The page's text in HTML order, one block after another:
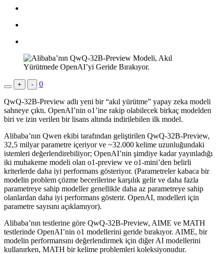
+ - 0
QwQ-32B-Preview adlı yeni bir “akıl yürütme” yapay zeka modeli
sahneye çıktı. OpenAI’nin o1’ine rakip olabilecek birkaç modelden
biri ve izin verilen bir lisans altında indirilebilen ilk model.
Alibaba’nın Qwen ekibi tarafından geliştirilen QwQ-32B-Preview,
32,5 milyar parametre içeriyor ve ~32.000 kelime uzunluğundaki
istemleri değerlendirebiliyor; OpenAI’nin şimdiye kadar yayınladığı
iki muhakeme modeli olan o1-preview ve o1-mini’den belirli
kriterlerde daha iyi performans gösteriyor. (Parametreler kabaca bir
modelin problem çözme becerilerine karşılık gelir ve daha fazla
parametreye sahip modeller genellikle daha az parametreye sahip
olanlardan daha iyi performans gösterir. OpenAI, modelleri için
parametre sayısını açıklamıyor).
Alibaba’nın testlerine göre QwQ-32B-Preview, AIME ve MATH
testlerinde OpenAI’nin o1 modellerini geride bırakıyor. AIME, bir
modelin performansını değerlendirmek için diğer AI modellerini
kullanırken, MATH bir kelime problemleri koleksiyonudur.